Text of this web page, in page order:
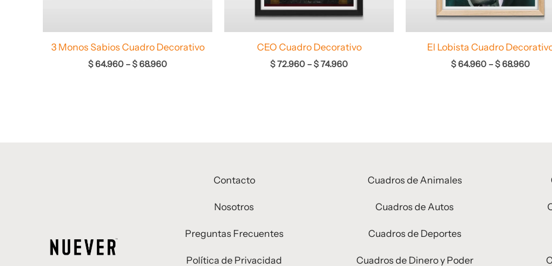
3 Monos Sabios Cuadro Decorativo
$64.960 –$68.960
CEO Cuadro Decorativo
$72.960 –$74.960
El Lobista Cuadro
$64.960 –$68.960
Contacto
Nosotros
Preguntas Frecuentes
Política de Privacidad
Cuadros de Animales
Cuadros de Autos
Cuadros de Deportes
Cuadros de Dinero y Poder